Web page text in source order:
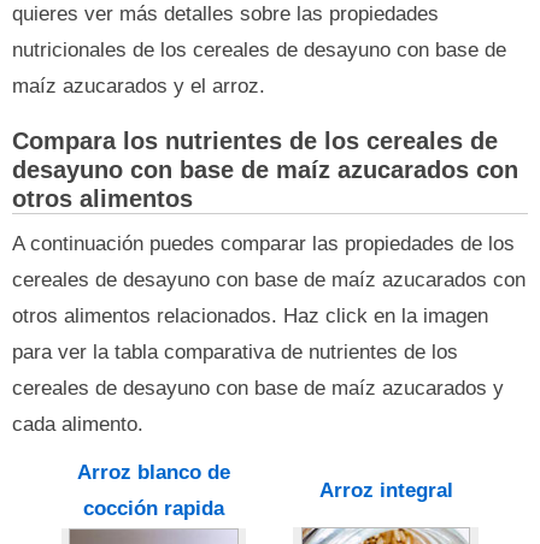
quieres ver más detalles sobre las propiedades
nutricionales de los cereales de desayuno con base de
maíz azucarados y el arroz.
Compara los nutrientes de los cereales de
desayuno con base de maíz azucarados con
otros alimentos
A continuación puedes comparar las propiedades de los
cereales de desayuno con base de maíz azucarados con
otros alimentos relacionados. Haz click en la imagen
para ver la tabla comparativa de nutrientes de los
cereales de desayuno con base de maíz azucarados y
cada alimento.
Arroz blanco de
cocción rapida
Arroz integral